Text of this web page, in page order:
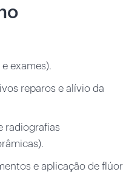
exames).
reparos e alívio da
radiografias
e aplicação de flúor